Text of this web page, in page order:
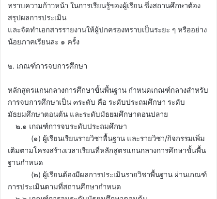
ทราบความก้าวหน้า ในการเรียนรู้ของผู้เรียน ซึ่งสถานศึกษาต้อง
สรุปผลการประเมิน
และจัดทำเอกสารรายงานให้ผู้ปกครองทราบเป็นระยะ ๆ หรืออย่าง
น้อยภาคเรียนละ ๑ ครั้ง
๒. เกณฑ์การจบการศึกษา
หลักสูตรแกนกลางการศึกษาขั้นพื้นฐาน กำหนดเกณฑ์กลางสำหรับ
การจบการศึกษาเป็น ๓ระดับ คือ ระดับประถมศึกษา ระดับ
มัธยมศึกษาตอนต้น และระดับมัธยมศึกษาตอนปลาย
๒.๑ เกณฑ์การจบระดับประถมศึกษา
(๑) ผู้เรียนเรียนรายวิชาพื้นฐาน และรายวิชา/กิจกรรมเพิ่ม
เติมตามโครงสร้างเวลาเรียนที่หลักสูตรแกนกลางการศึกษาขั้นพื้น
ฐานกำหนด
(๒) ผู้เรียนต้องมีผลการประเมินรายวิชาพื้นฐาน ผ่านเกณฑ์
การประเมินตามที่สถานศึกษากำหนด